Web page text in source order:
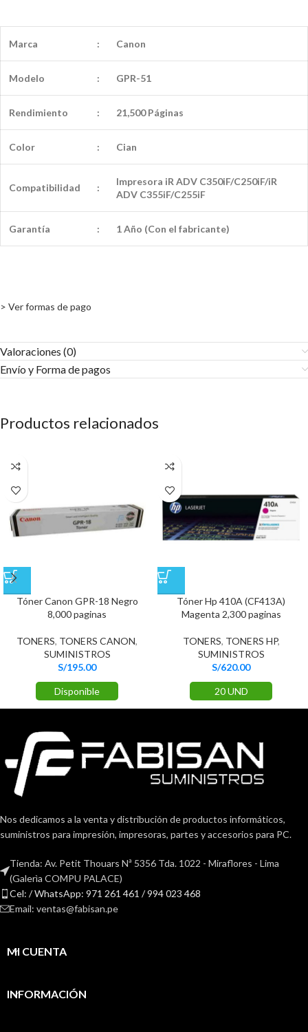
Marca : Canon
Modelo : GPR-51
Rendimiento : 21,500 Páginas
Color : Cian
Compatibilidad :
Impresora iR ADV C350iF/C250iF/iR
ADV C355iF/C255iF
Garantía : 1 Año (Con el fabricante)
> Ver formas de pago
Valoraciones (0)
Envío y Forma de pagos​
Productos relacionados
Tóner Canon GPR-18 Negro
8,000 paginas
TONERS, TONERS CANON,
SUMINISTROS
S/195.00
Disponible
Tóner Hp 410A (CF413A)
Magenta 2,300 paginas
TONERS, TONERS HP,
SUMINISTROS
S/620.00
20 UND
Nos dedicamos a la venta y distribución de productos informáticos,
suministros para impresión, impresoras, partes y accesorios para PC.
Tienda: Av. Petit Thouars Nª 5356 Tda. 1022 - Miraflores - Lima
(Galerìa COMPU PALACE)
Cel: / WhatsApp: 971 261 461 / 994 023 468
Email: ventas@fabisan.pe
MI CUENTA
INFORMACIÓN